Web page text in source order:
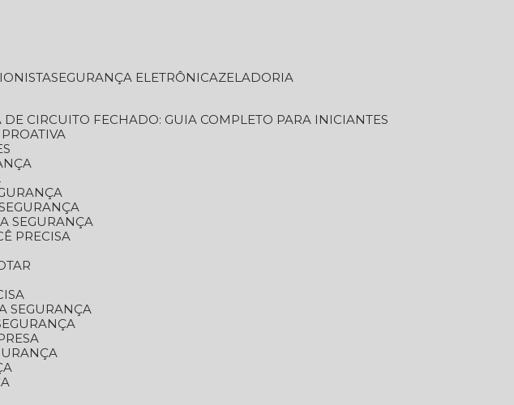
SEGURANÇA ELETRÔNICA
ZELADORIA
DE CIRCUITO FECHADO: GUIA COMPLETO PARA INICIANTES
SEGURANÇA
PRECISA
SEGURANÇA